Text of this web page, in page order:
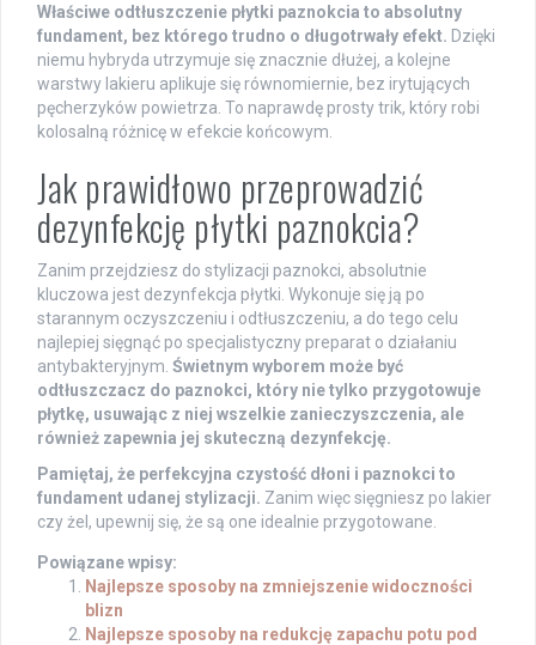
Właściwe odtłuszczenie płytki paznokcia to absolutny
fundament, bez którego trudno o długotrwały efekt. Dzięki
niemu hybryda utrzymuje się znacznie dłużej, a kolejne
warstwy lakieru aplikuje się równomiernie, bez irytujących
pęcherzyków powietrza. To naprawdę prosty trik, który robi
kolosalną różnicę w efekcie końcowym.
Jak prawidłowo przeprowadzić
dezynfekcję płytki paznokcia?
Zanim przejdziesz do stylizacji paznokci, absolutnie
kluczowa jest dezynfekcja płytki. Wykonuje się ją po
starannym oczyszczeniu i odtłuszczeniu, a do tego celu
najlepiej sięgnąć po specjalistyczny preparat o działaniu
antybakteryjnym. Świetnym wyborem może być
odtłuszczacz do paznokci, który nie tylko przygotowuje
płytkę, usuwając z niej wszelkie zanieczyszczenia, ale
również zapewnia jej skuteczną dezynfekcję.
Pamiętaj, że perfekcyjna czystość dłoni i paznokci to
fundament udanej stylizacji. Zanim więc sięgniesz po lakier
czy żel, upewnij się, że są one idealnie przygotowane.
Powiązane wpisy:
Najlepsze sposoby na zmniejszenie widoczności
blizn
Najlepsze sposoby na redukcję zapachu potu pod